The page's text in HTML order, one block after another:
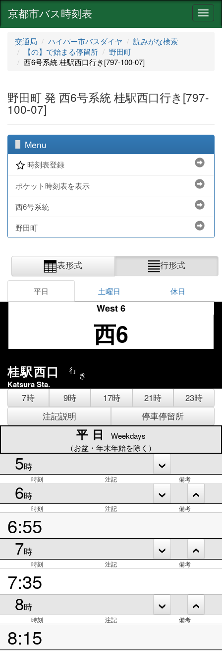
ナ
ビ
京都市バス時刻表
交通局 ハイパー市バスダイヤ
読みがな検索
【の】で始まる停留所
野田町
西6号系統 桂駅西口行き[797-100-07]
野田町 発 西6号系統 桂駅西口行き[797-
100-07]
Menu
時刻表登録
ポケット時刻表を表示
西6号系統
野田町
表形式 行形式
平日 土曜日 休日
West 6
西6
桂駅西口 行 き
Katsura Sta.
7時 9時 17時 21時
23時
注記説明
停車停留所
平日
Weekdays
（お盆・年末年始を除く）
5時
時刻 注記 備考
6時
時刻 注記 備考
6:55
7時
時刻 注記 備考
7:35
8時
時刻 注記 備考
8:15